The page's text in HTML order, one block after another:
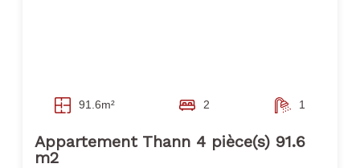
91.6m² 2 1
Appartement Thann 4 pièce(s) 91.6
m2